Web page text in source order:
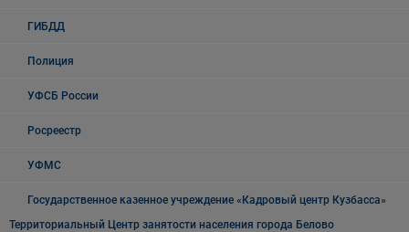
ГИБДД
Полиция
УФСБ России
Росреестр
УФМС
Государственное казенное учреждение «Кадровый центр Кузбасса»
Территориальный Центр занятости населения города Белово